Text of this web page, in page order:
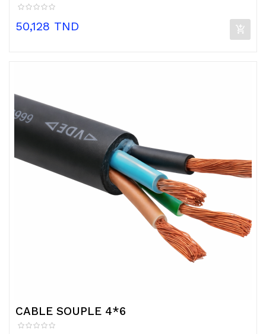
Prix
50,128 TND
CABLE SOUPLE 4*6